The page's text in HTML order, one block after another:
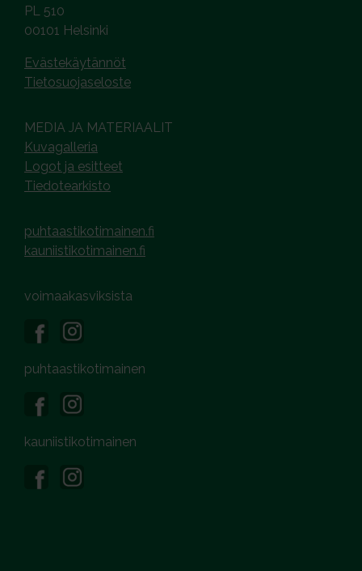
PL 510
00101 Helsinki
Evästekäytännöt
Tietosuojaseloste
MEDIA JA MATERIAALIT
Kuvagalleria
Logot ja esitteet
Tiedotearkisto
puhtaastikotimainen.fi
kauniistikotimainen.fi
voimaakasviksista
puhtaastikotimainen
kauniistikotimainen